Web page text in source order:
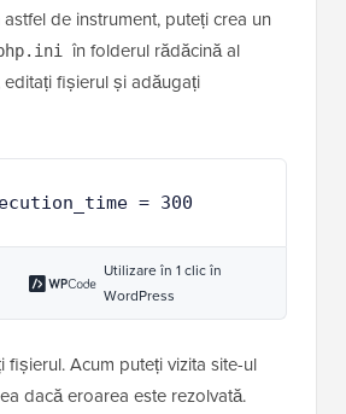
de instrument, puteți crea un
în folderul rădăcină al
fișierul și adăugați
= 300
Utilizare în 1 clic în
WordPress
fișierul. Acum puteți vizita site-ul
dacă eroarea este rezolvată.